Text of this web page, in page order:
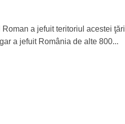
a jefuit teritoriul acestei ţări
a jefuit România de alte 800...